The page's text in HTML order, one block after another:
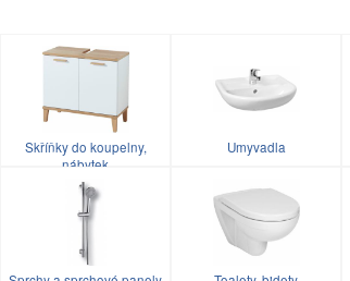
Skříňky do koupelny,
nábytek
Umyvadla